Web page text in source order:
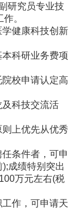
研究员专业技
。
健康科技创新
科研业务费项
校申请认定高
科技交流活
上优先从优秀
条件者，可申
成绩特别突出
万元左右(税
作，可申请天